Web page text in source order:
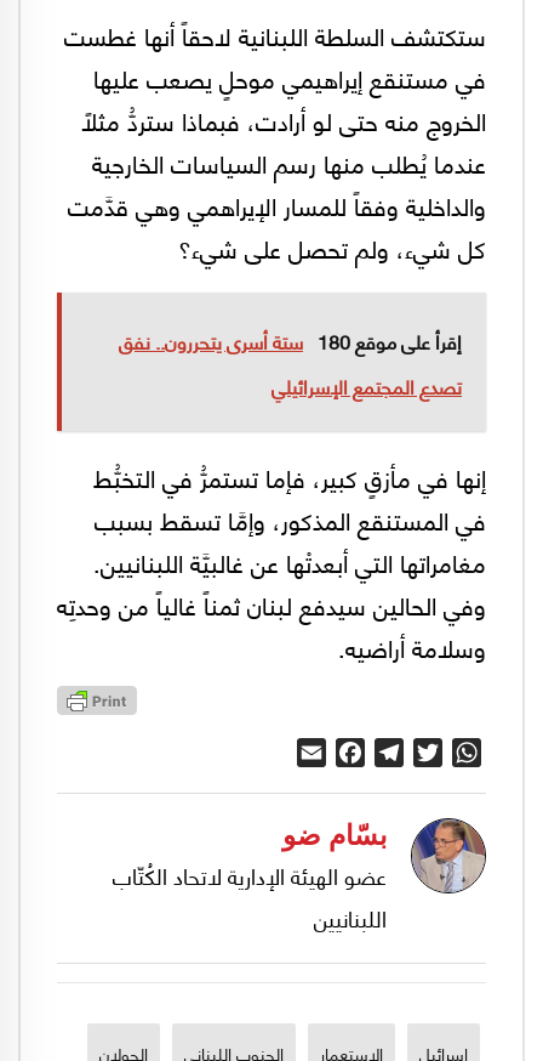
ستكتشف السلطة اللبنانية لاحقاً أنها غطست
في مستنقع إيراهيمي موحلٍ يصعب عليها
الخروج منه حتى لو أرادت، فبماذا ستردُّ مثلاً
عندما يُطلب منها رسم السياسات الخارجية
والداخلية وفقاً للمسار الإيراهمي وهي قدَّمت
كل شيء، ولم تحصل على شيء؟
إقرأ على موقع 180
ستة أسرى يتحررون.. نفق
تصدع المجتمع الإسرائيلي
إنها في مأزقٍ كبير، فإما تستمرُّ في التخبُّط
في المستنقع المذكور، وإمَّا تسقط بسبب
مغامراتها التي أبعدتْها عن غالبيَّة اللبنانيين.
وفي الحالين سيدفع لبنان ثمناً غالياً من وحدتِه
وسلامة أراضيه.
WhatsApp
Twitter
Telegram
Facebook
بسّام ضو
عضو الهيئة الإدارية لاتحاد الكُتّاب
اللبنانيين
اسرائيل الاستعمار الجنوب اللبناني الجولان